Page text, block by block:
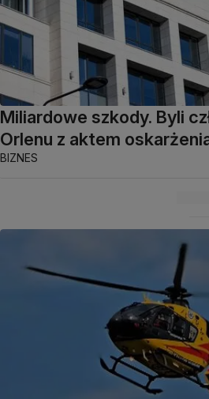
Miliardowe szkody. Byli
Orlenu z aktem
BIZNES